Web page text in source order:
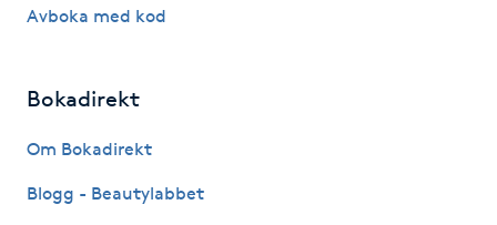
Nageltrång
Avboka med kod
Bokadirekt
Om Bokadirekt
Blogg - Beautylabbet